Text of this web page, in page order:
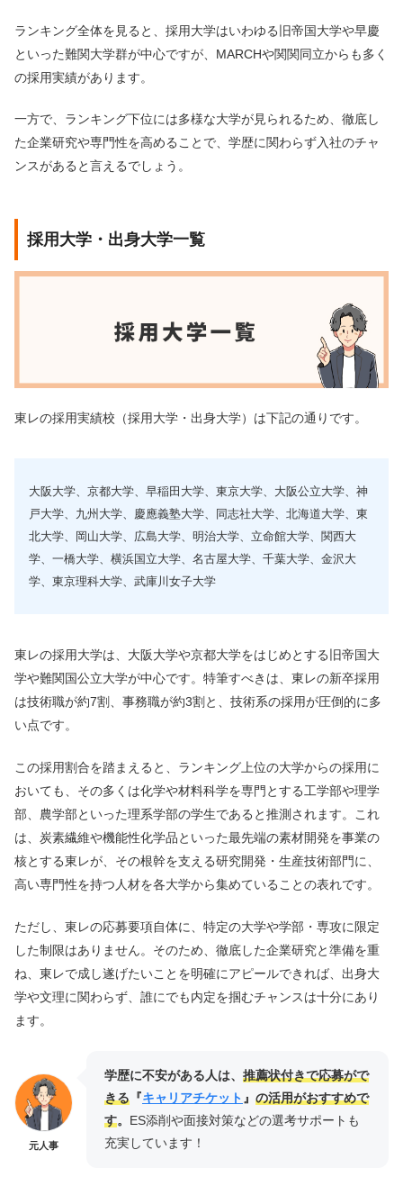
ランキング全体を見ると、採用大学はいわゆる旧帝国大学や早慶
といった難関大学群が中心ですが、MARCHや関関同立からも多く
の採用実績があります。
一方で、ランキング下位には多様な大学が見られるため、徹底し
た企業研究や専門性を高めることで、学歴に関わらず入社のチャ
ンスがあると言えるでしょう。
採用大学・出身大学一覧
東レの採用実績校（採用大学・出身大学）は下記の通りです。
大阪大学、京都大学、早稲田大学、東京大学、大阪公立大学、神
戸大学、九州大学、慶應義塾大学、同志社大学、北海道大学、東
北大学、岡山大学、広島大学、明治大学、立命館大学、関西大
学、一橋大学、横浜国立大学、名古屋大学、千葉大学、金沢大
学、東京理科大学、武庫川女子大学
東レの採用大学は、大阪大学や京都大学をはじめとする旧帝国大
学や難関国公立大学が中心です。特筆すべきは、東レの新卒採用
は技術職が約7割、事務職が約3割と、技術系の採用が圧倒的に多
い点です。
この採用割合を踏まえると、ランキング上位の大学からの採用に
おいても、その多くは化学や材料科学を専門とする工学部や理学
部、農学部といった理系学部の学生であると推測されます。これ
は、炭素繊維や機能性化学品といった最先端の素材開発を事業の
核とする東レが、その根幹を支える研究開発・生産技術部門に、
高い専門性を持つ人材を各大学から集めていることの表れです。
ただし、東レの応募要項自体に、特定の大学や学部・専攻に限定
した制限はありません。そのため、徹底した企業研究と準備を重
ね、東レで成し遂げたいことを明確にアピールできれば、出身大
学や文理に関わらず、誰にでも内定を掴むチャンスは十分にあり
ます。
元人事
学歴に不安がある人は、 推薦状付きで応募がで
きる 『キャリアチケット 』 の活用がおすすめで
す。
ES添削や面接対策などの選考サポートも
充実しています！